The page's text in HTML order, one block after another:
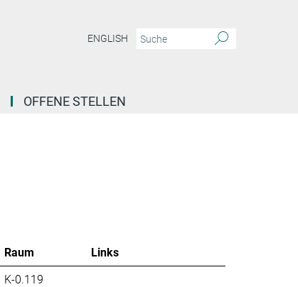
ENGLISH
OFFENE STELLEN
Raum
Links
K-0.119